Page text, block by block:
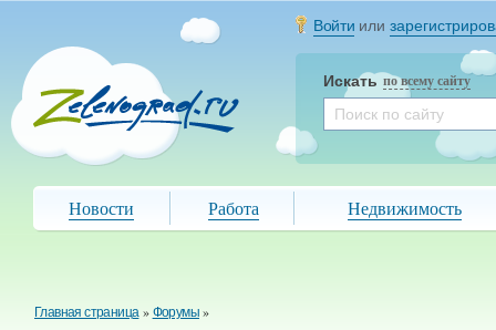
Войти или
Искать по всему сайту
Новости Работа Недвижимость
Главная страница »Форумы»